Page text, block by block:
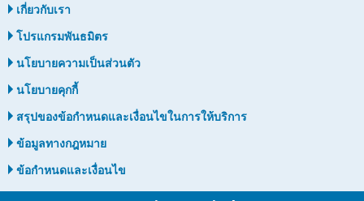
เกี่ยวกับเรา
โปรแกรมพันธมิตร
นโยบายความเป็นส่วนตัว
นโยบายคุกกี้
สรุปของข้อกำหนดและเงื่อนไขในการให้บริการ
ข้อมูลทางกฎหมาย
ข้อกำหนดและเงื่อนไข